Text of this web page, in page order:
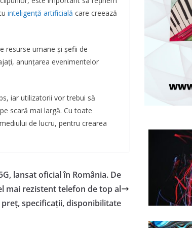
inteligență artificială care creează
resurse umane și șefii de
anunțarea evenimentelor
iar utilizatorii vor trebui să
scară mai largă. Cu toate
de lucru, pentru crearea
lansat oficial în România. De
mai rezistent telefon de top al
specificații, disponibilitate